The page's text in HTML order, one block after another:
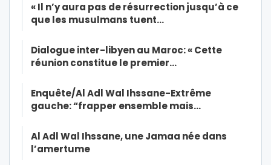
« Il n’y aura pas de résurrection jusqu’à ce
que les musulmans tuent…
Dialogue inter-libyen au Maroc: « Cette
réunion constitue le premier…
Enquête/Al Adl Wal Ihssane-Extrême
gauche: “frapper ensemble mais…
Al Adl Wal Ihssane, une Jamaa née dans
l’amertume